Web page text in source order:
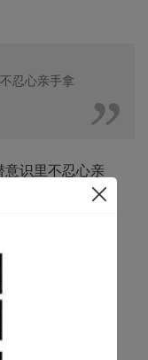
忍心亲手拿
识里不忍心亲
照镜子。换个新
分钟步，做个
包远行；当恤孤
做爱——转化。
别人。平衡的
的，无底深渊